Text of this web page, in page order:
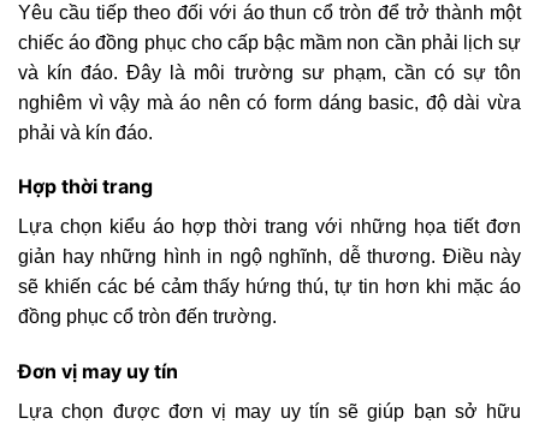
Yêu cầu tiếp theo đối với áo thun cổ tròn để trở thành một
chiếc áo đồng phục cho cấp bậc mầm non cần phải lịch sự
và kín đáo. Đây là môi trường sư phạm, cần có sự tôn
nghiêm vì vậy mà áo nên có form dáng basic, độ dài vừa
phải và kín đáo.
Hợp thời trang
Lựa chọn kiểu áo hợp thời trang với những họa tiết đơn
giản hay những hình in ngộ nghĩnh, dễ thương. Điều này
sẽ khiến các bé cảm thấy hứng thú, tự tin hơn khi mặc áo
đồng phục cổ tròn đến trường.
Đơn vị may uy tín
Lựa chọn được đơn vị may uy tín sẽ giúp bạn sở hữu